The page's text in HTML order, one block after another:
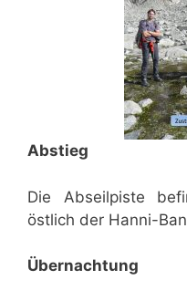
Abstieg
Die Abseilpiste
östlich der Hanni-
Übernachtung